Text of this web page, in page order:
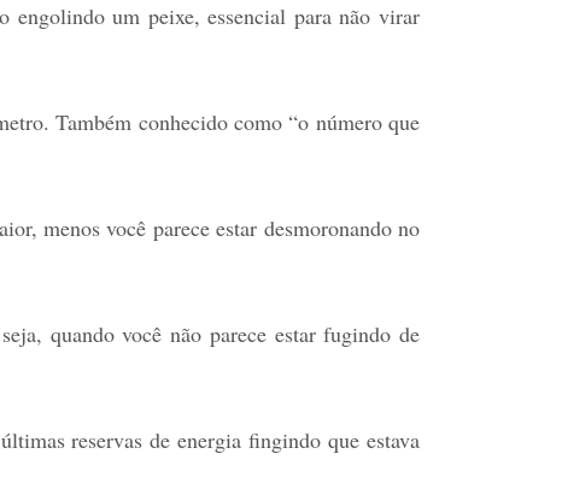
engolindo um peixe, essencial para não virar
Também conhecido como “o número que
menos você parece estar desmoronando no
quando você não parece estar fugindo de
reservas de energia fingindo que estava